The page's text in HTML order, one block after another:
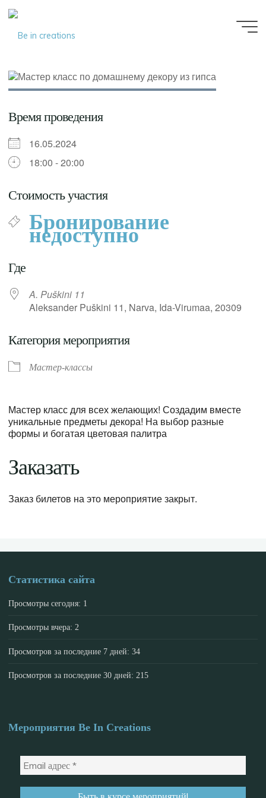
Время проведения
16.05.2024
18:00 - 20:00
Стоимость участия
Бронирование
недоступно
Где
A. Puškini 11
Aleksander Puškini 11, Narva, Ida-Virumaa, 20309
Категория мероприятия
Мастер-классы
Мастер класс для всех желающих! Создадим вместе
уникальные предметы декора! На выбор разные
формы и богатая цветовая палитра
Заказать
Заказ билетов на это мероприятие закрыт.
Статистика сайта
Просмотры сегодня: 1
Просмотры вчера: 2
Просмотров за последние 7 дней:34
Просмотров за последние 30 дней: 215
Мероприятия Be In Creations